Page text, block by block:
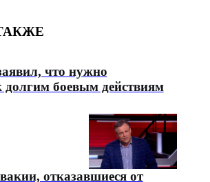
что нужно
долгим боевым действиям
отказавшиеся от